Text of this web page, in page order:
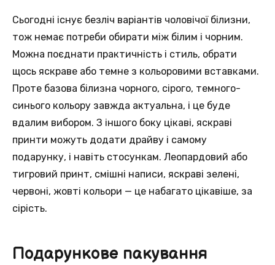
Сьогодні існує безліч варіантів чоловічої білизни,
тож немає потреби обирати між білим і чорним.
Можна поєднати практичність і стиль, обрати
щось яскраве або темне з кольоровими вставками.
Проте базова білизна чорного, сірого, темного-
синього кольору завжда актуальна, і це буде
вдалим вибором. З іншого боку цікаві, яскраві
принти можуть додати драйву і самому
подарунку, і навіть стосункам. Леопардовий або
тигровий принт, смішні написи, яскраві зелені,
червоні, жовті кольори — це набагато цікавіше, за
сірість.
Подарункове пакування